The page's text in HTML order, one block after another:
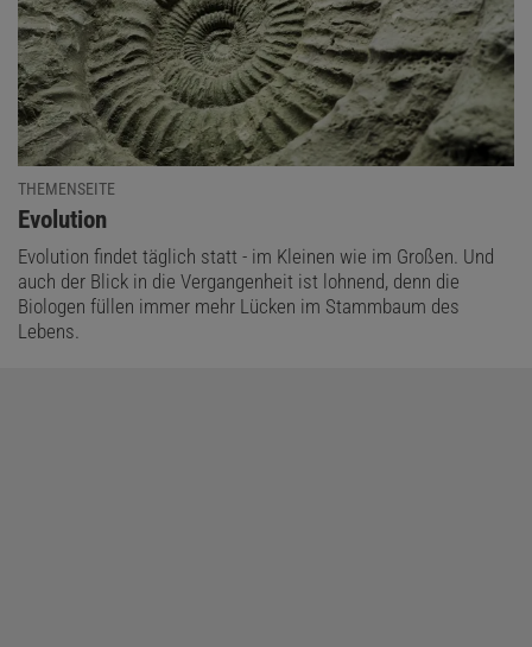
THEMENSEITE
:
Evolution
Evolution findet täglich statt - im Kleinen wie im Großen. Und
auch der Blick in die Vergangenheit ist lohnend, denn die
Biologen füllen immer mehr Lücken im Stammbaum des
Lebens.